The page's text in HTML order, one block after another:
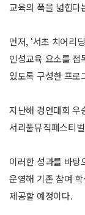
교육의 폭을 넓힌다
먼저, ‘서초 치어리
인성교육 요소를 접
있도록 구성한 프로
지난해 경연대회 우
서리풀뮤직페스티
이러한 성과를 바탕
운영해 기존 참여
제공할 예정이다.